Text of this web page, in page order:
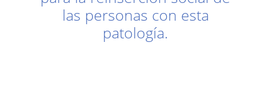
las personas con esta
patología.